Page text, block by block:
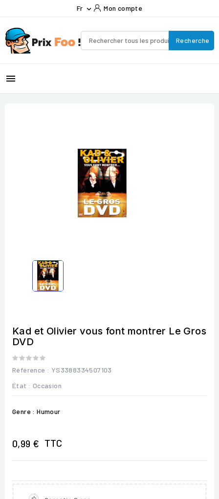
Fr  Mon compte
Recherche

Kad et Olivier vous font montrer Le Gros
DVD
Référence : YS3388334507103
État : Occasion
Genre : Humour
0,99 € TTC